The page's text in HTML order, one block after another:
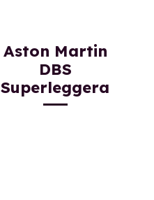
Aston Martin
DBS
Superleggera